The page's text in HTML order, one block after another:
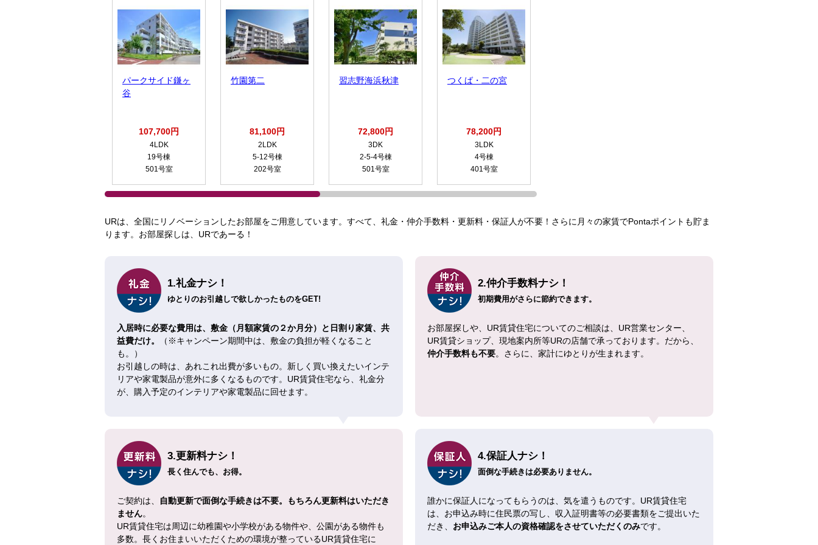
パークサイド鎌ヶ
谷
107,700円
4LDK
19号棟
501号室
竹園第二
81,100円
2LDK
5-12号棟
202号室
習志野海浜秋津
72,800円
3DK
2-5-4号棟
501号室
つくば・二の宮
78,200円
3LDK
4号棟
401号室
URは、全国にリノベーションしたお部屋をご用意しています。すべて、礼金・仲介手数料・更新料・保証人が不要！さらに月々の家賃でPontaポイントも貯ま
ります。お部屋探しは、URであーる！
1.礼金ナシ！
ゆとりのお引越しで欲しかったものをGET!
入居時に必要な費用は、敷金（月額家賃の２か月分）と日割り家賃、共
益費だけ。
（※キャンペーン期間中は、敷金の負担が軽くなること
も。）
お引越しの時は、あれこれ出費が多いもの。新しく買い換えたいインテ
リアや家電製品が意外に多くなるものです。UR賃貸住宅なら、礼金分
が、購入予定のインテリアや家電製品に回せます。
2.仲介手数料ナシ！
初期費用がさらに節約できます。
お部屋探しや、UR賃貸住宅についてのご相談は、UR営業センター、
UR賃貸ショップ、現地案内所等URの店舗で承っております。だから、
仲介手数料も不要。さらに、家計にゆとりが生まれます。
3.更新料ナシ！
長く住んでも、お得。
ご契約は、
自動更新で面倒な手続きは不要。もちろん更新料はいただき
ません。
UR賃貸住宅は周辺に幼稚園や小学校がある物件や、公園がある物件も
多数。長くお住まいいただくための環境が整っているUR賃貸住宅に
4.保証人ナシ！
面倒な手続きは必要ありません。
誰かに保証人になってもらうのは、気を遣うものです。UR賃貸住宅
は、お申込み時に住民票の写し、収入証明書等の必要書類をご提出いた
だき、 お申込みご本人の資格確認をさせていただくのみです。